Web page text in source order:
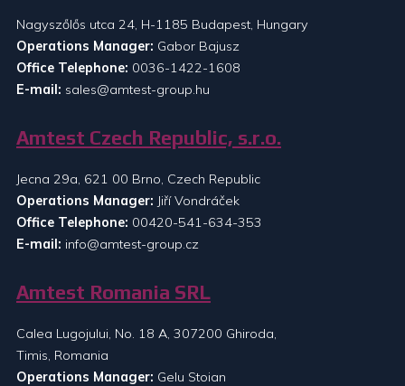
Nagyszőlős utca 24, H-1185 Budapest, Hungary
Operations Manager: Gabor Bajusz
Office Telephone: 0036-1422-1608
E-mail: sales@amtest-group.hu
Amtest Czech Republic, s.r.o.
Jecna 29a, 621 00 Brno, Czech Republic
Operations Manager: Jiří Vondráček
Office Telephone: 00420-541-634-353
E-mail: info@amtest-group.cz
Amtest Romania SRL
Calea Lugojului, No. 18 A, 307200 Ghiroda,
Timis, Romania
Operations Manager: Gelu Stoian